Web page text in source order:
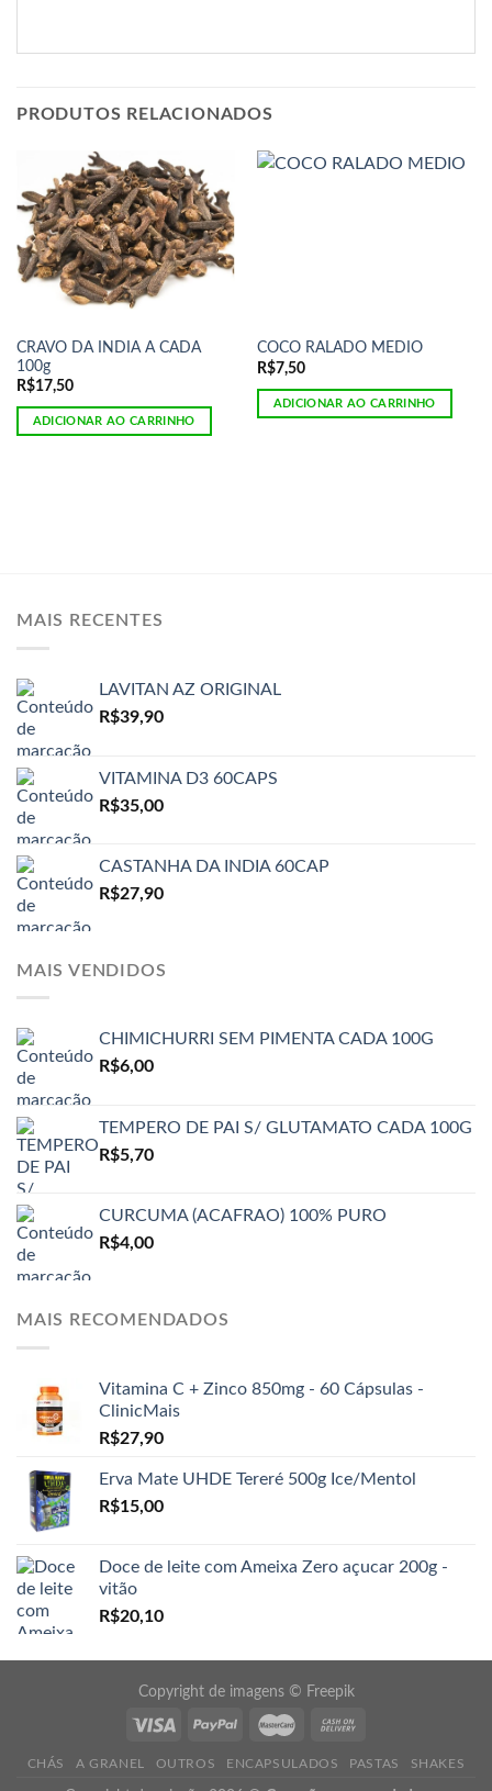
PRODUTOS RELACIONADOS
CRAVO DA INDIA A CADA
100g
R$17,50
ADICIONAR AO CARRINHO
COCO RALADO MEDIO
R$7,50
ADICIONAR AO CARRINHO
MAIS RECENTES
LAVITAN AZ ORIGINAL
R$39,90
VITAMINA D3 60CAPS
R$35,00
CASTANHA DA INDIA 60CAP
R$27,90
MAIS VENDIDOS
CHIMICHURRI SEM PIMENTA CADA 100G
R$6,00
TEMPERO DE PAI S/ GLUTAMATO CADA 100G
R$5,70
CURCUMA (ACAFRAO) 100% PURO
R$4,00
MAIS RECOMENDADOS
Vitamina C + Zinco 850mg - 60 Cápsulas -
ClinicMais
R$27,90
Erva Mate UHDE Tereré 500g Ice/Mentol
R$15,00
Doce de leite com Ameixa Zero açucar 200g -
vitão
R$20,10
Copyright de imagens © Freepik
CHÁS A GRANEL OUTROS ENCAPSULADOS PASTAS SHAKES